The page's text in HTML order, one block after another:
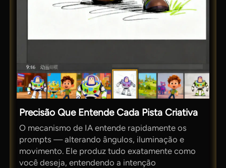
Precisão Que Entende Cada Pista Criativa
O mecanismo de IA entende rapidamente os
prompts — alterando ângulos, iluminação e
movimento. Ele produz tudo exatamente como
você deseja, entendendo a intenção